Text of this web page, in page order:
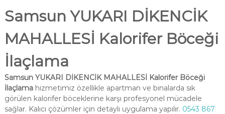
Samsun YUKARI DİKENCİK
MAHALLESİ Kalorifer Böceği
İlaçlama
Samsun YUKARI DİKENCİK MAHALLESİ Kalorifer Böceği
İlaçlamahizmetimiz özellikle apartman ve binalarda sık
görülen kalorifer böceklerine karşı profesyonel mücadele
sağlar. Kalıcı çözümler için detaylı uygulama yapılır. 0543 867